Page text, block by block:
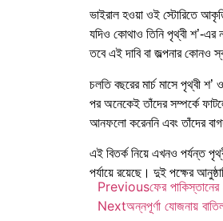
ভাইরাল হওয়া ওই স্টোরিতে
যদিও কোথাও তিনি পৃথ্বী শ’-এর
তবে এই দাবি বা জল্পনার কোনও
চলতি বছরের মার্চ মাসে পৃথ্বী
পর অনেকেই তাঁদের সম্পর্কে
আনফলো করেননি এবং তাঁদের
এই বিতর্ক নিয়ে এখনও পর্যন্ত
পর্যায়ে রয়েছে। দুই পক্ষের
Previousফের
Nextঅন্নপূর্ণা যোজনায়